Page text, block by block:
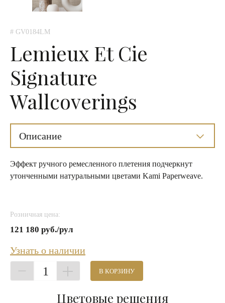
# GV0184LM
Lemieux Et Cie
Signature
Wallcoverings
Описание
Эффект ручного ремесленного плетения подчеркнут
утонченными натуральными цветами Kami Paperweave.
Розничная цена:
121 180 руб./рул
Узнать о наличии
1 В КОРЗИНУ
Цветовые решения